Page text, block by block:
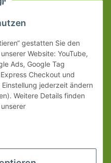
gestatten Sie den
Website: YouTube,
Ads, Google Tag
Checkout und
jederzeit ändern
Weitere Details finden